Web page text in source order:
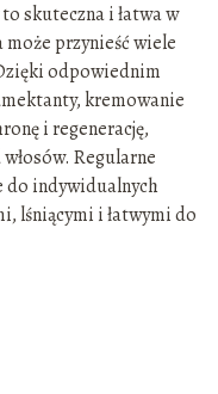
skuteczna i łatwa w
przynieść wiele
odpowiednim
kremowanie
i regenerację,
Regularne
do indywidualnych
lśniącymi i łatwymi do